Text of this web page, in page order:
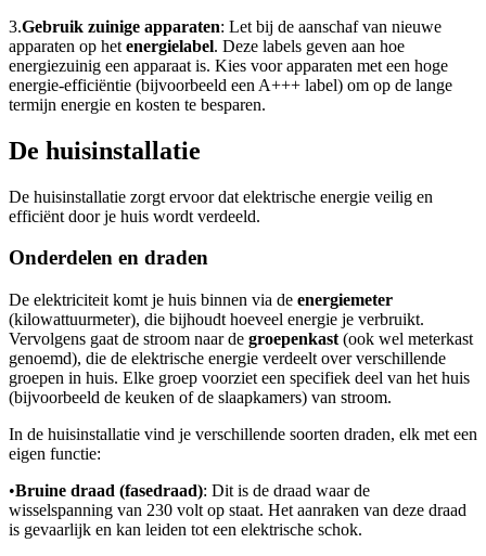
3.Gebruik zuinige apparaten: Let bij de aanschaf van nieuwe
apparaten op het energielabel. Deze labels geven aan hoe
energiezuinig een apparaat is. Kies voor apparaten met een hoge
energie-efficiëntie (bijvoorbeeld een A+++ label) om op de lange
termijn energie en kosten te besparen.
De huisinstallatie
De huisinstallatie zorgt ervoor dat elektrische energie veilig en
efficiënt door je huis wordt verdeeld.
Onderdelen en draden
De elektriciteit komt je huis binnen via de energiemeter
(kilowattuurmeter), die bijhoudt hoeveel energie je verbruikt.
Vervolgens gaat de stroom naar de groepenkast (ook wel meterkast
genoemd), die de elektrische energie verdeelt over verschillende
groepen in huis. Elke groep voorziet een specifiek deel van het huis
(bijvoorbeeld de keuken of de slaapkamers) van stroom.
In de huisinstallatie vind je verschillende soorten draden, elk met een
eigen functie:
•Bruine draad (fasedraad): Dit is de draad waar de
wisselspanning van 230 volt op staat. Het aanraken van deze draad
is gevaarlijk en kan leiden tot een elektrische schok.